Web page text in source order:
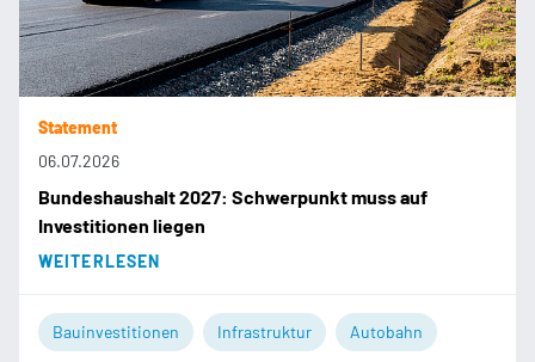
Statement
06.07.2026
Bundeshaushalt 2027: Schwerpunkt muss auf
Investitionen liegen
WEITERLESEN
Bauinvestitionen Infrastruktur Autobahn